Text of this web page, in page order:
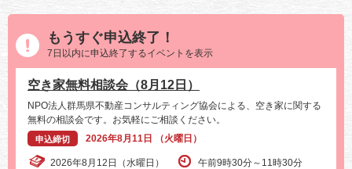
もうすぐ申込終了！
7日以内に申込終了するイベントを表示
空き家無料相談会（8月12日）
NPO法人群馬県不動産コンサルティング協会による、空き家に関する
無料の相談会です。お気軽にご相談ください。
申込締切 2026年8月11日 （火曜日）
2026年8月12日（水曜日） 午前9時30分～11時30分